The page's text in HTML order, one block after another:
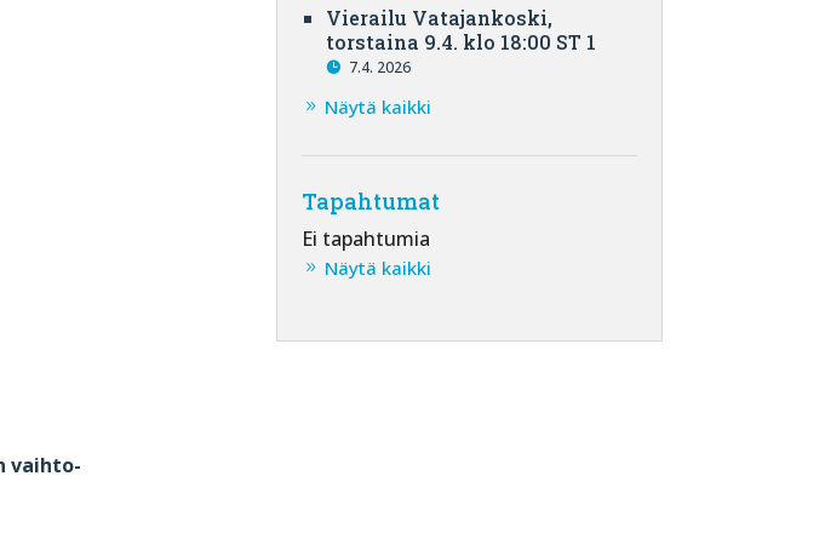
vaihto-
Vierailu Vatajankoski,
torstaina 9.4. klo 18:00 ST 1
7.4. 2026
Näytä kaikki
Tapahtumat
Ei tapahtumia
Näytä kaikki